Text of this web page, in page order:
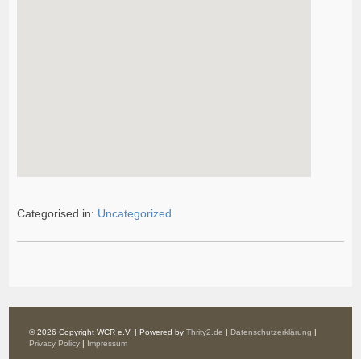
Categorised in: Uncategorized
© 2026 Copyright WCR e.V. | Powered byThrity2.de | Datenschutzerklärung |
Privacy Policy | Impressum